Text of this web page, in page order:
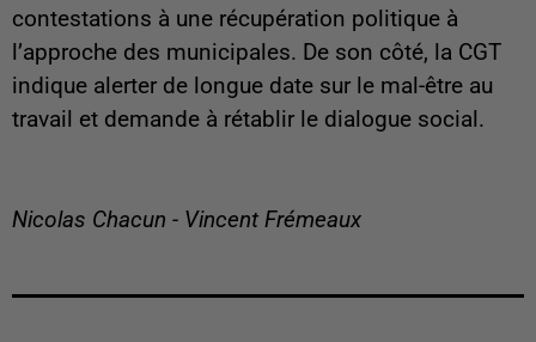
contestations à une récupération politique à
l’approche des municipales. De son côté, la CGT
indique alerter de longue date sur le mal-être au
travail et demande à rétablir le dialogue social.
Nicolas Chacun - Vincent Frémeaux